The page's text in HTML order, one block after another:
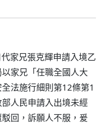
家兄張克輝申請入境乙
家兄「任職全國人大
法施行細則第12條第1
人民申請入出境未經
回，訴願人不服，爰